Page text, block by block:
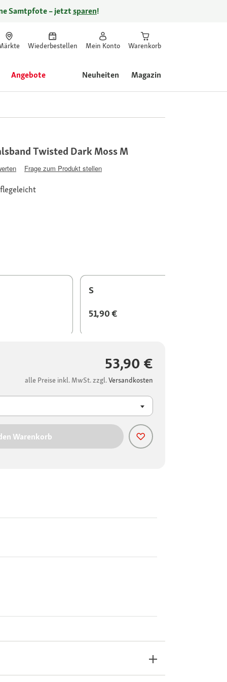
Samtpfote – jetztsparen!
Wiederbestellen Mein Konto Warenkorb
Angebote Neuheiten Magazin
Twisted Dark Moss M
Frage zum Produkt stellen
S
51,90 €
53,90 €
alle Preise inkl. MwSt. zzgl.Versandkosten
Warenkorb